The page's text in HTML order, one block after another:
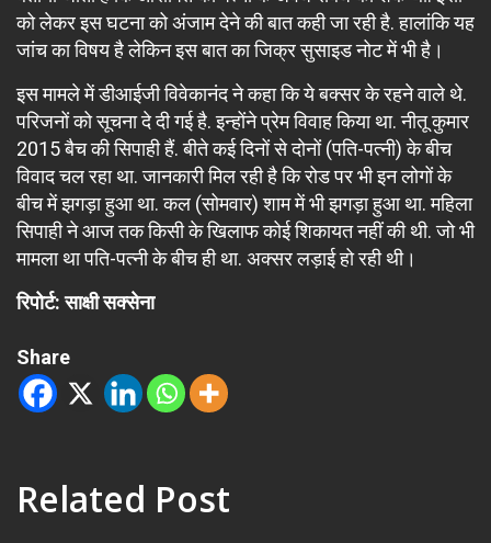
को लेकर इस घटना को अंजाम देने की बात कही जा रही है. हालांकि यह
जांच का विषय है लेकिन इस बात का जिक्र सुसाइड नोट में भी है।
इस मामले में डीआईजी विवेकानंद ने कहा कि ये बक्सर के रहने वाले थे.
परिजनों को सूचना दे दी गई है. इन्होंने प्रेम विवाह किया था. नीतू कुमार
2015 बैच की सिपाही हैं. बीते कई दिनों से दोनों (पति-पत्नी) के बीच
विवाद चल रहा था. जानकारी मिल रही है कि रोड पर भी इन लोगों के
बीच में झगड़ा हुआ था. कल (सोमवार) शाम में भी झगड़ा हुआ था. महिला
सिपाही ने आज तक किसी के खिलाफ कोई शिकायत नहीं की थी. जो भी
मामला था पति-पत्नी के बीच ही था. अक्सर लड़ाई हो रही थी।
रिपोर्ट: साक्षी सक्सेना
Share
Related Post